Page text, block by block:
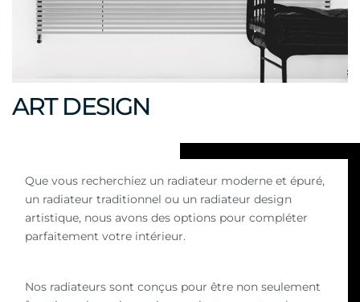
ART DESIGN
Que vous recherchiez un radiateur moderne et épuré,
un radiateur traditionnel ou un radiateur design
artistique, nous avons des options pour compléter
parfaitement votre intérieur.
Nos radiateurs sont conçus pour être non seulement